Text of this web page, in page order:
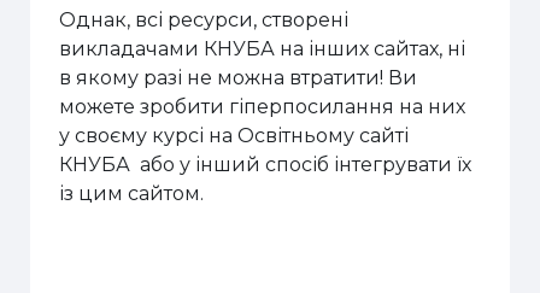
Однак, всі ресурси, створені
викладачами КНУБА на інших сайтах, ні
в якому разі не можна втратити! Ви
можете зробити гіперпосилання на них
у своєму курсі на Освітньому сайті
КНУБА або у інший спосіб інтегрувати їх
із цим сайтом.